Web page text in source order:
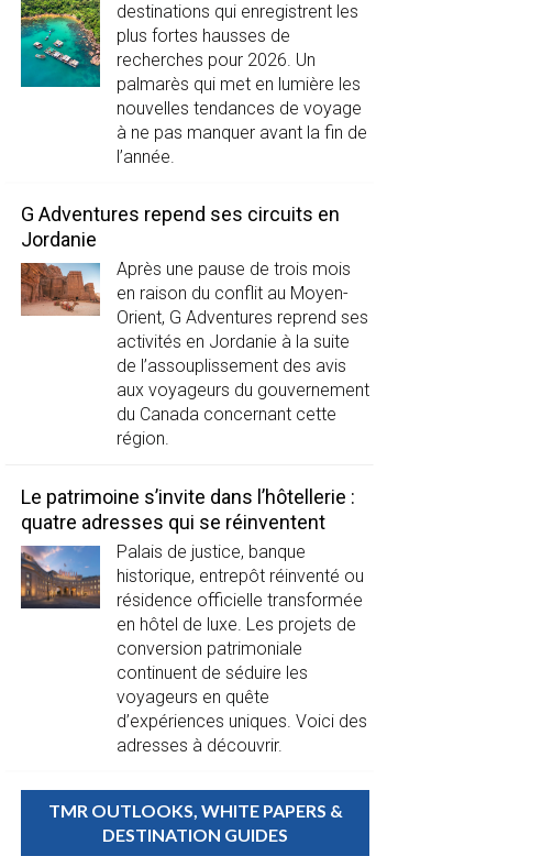
destinations qui enregistrent les
plus fortes hausses de
recherches pour 2026. Un
palmarès qui met en lumière les
nouvelles tendances de voyage
à ne pas manquer avant la fin de
l’année.
G Adventures repend ses circuits en
Jordanie
Après une pause de trois mois
en raison du conflit au Moyen-
Orient, G Adventures reprend ses
activités en Jordanie à la suite
de l’assouplissement des avis
aux voyageurs du gouvernement
du Canada concernant cette
région.
Le patrimoine s’invite dans l’hôtellerie :
quatre adresses qui se réinventent
Palais de justice, banque
historique, entrepôt réinventé ou
résidence officielle transformée
en hôtel de luxe. Les projets de
conversion patrimoniale
continuent de séduire les
voyageurs en quête
d’expériences uniques. Voici des
adresses à découvrir.
TMR OUTLOOKS, WHITE PAPERS &
DESTINATION GUIDES